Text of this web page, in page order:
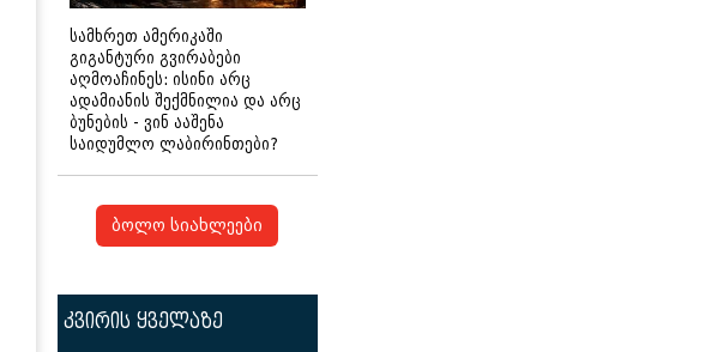
სამხრეთ ამერიკაში
გიგანტური გვირაბები
აღმოაჩინეს: ისინი არც
ადამიანის შექმნილია და არც
ბუნების - ვინ ააშენა
საიდუმლო ლაბირინთები?
ბოლო სიახლეები
კვირის ყველაზე